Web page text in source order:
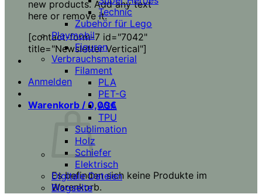
new products. Add any text
here or remove it.
[contact-form-7 id="7042"
title="Newsletter Vertical"]
Anmelden
Warenkorb / 0,00€
Es befinden sich keine Produkte im
Warenkorb.
Technic
Zubehör für Lego
Playmobil
Figuren
Verbrauchsmaterial
Filament
PLA
PET-G
ASA
TPU
Sublimation
Holz
Schiefer
Elektrisch
Digitale Dateien
Blogseite